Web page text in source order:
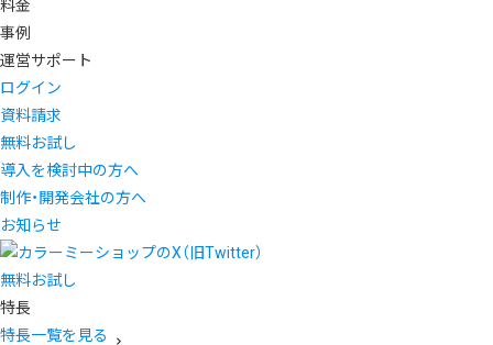
料金
事例
運営サポート
ログイン
資料請求
無料お試し
導入を検討中の方へ
制作・開発会社の方へ
お知らせ
無料お試し
特長
特長一覧を見る